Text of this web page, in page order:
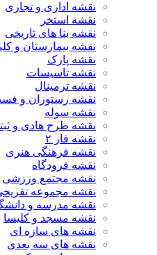
نقشه اداری و تجاری
نقشه استخر
نقشه بنا های تاریخی
نقشه بیمارستان و کلینیک
نقشه پارک
نقشه تاسیسات
نقشه ترمینال
نقشه رستوران و فست فود
نقشه سوله
نقشه طرح هادی و ثبتی
نقشه فاز ۲
نقشه فرهنگی هنری
نقشه فرودگاه
نقشه مجتمع ورزشی
نقشه مجموعه تفریحی
نقشه مدرسه و دانشگاه
نقشه مسجد و کلیسا
نقشه های سازه ای
نقشه های سه بعدی